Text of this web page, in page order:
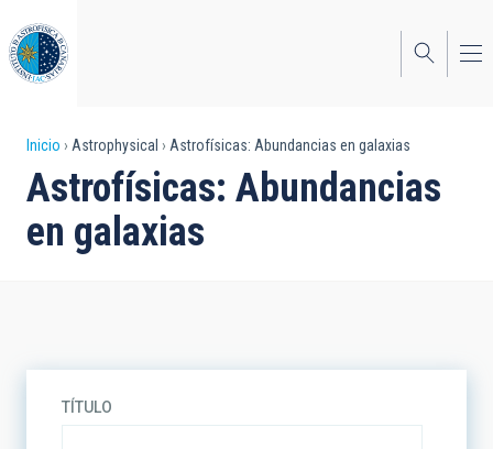
al
contenido
principal
Sobrescribir
enlaces
de
Inicio Astrophysical Astrofísicas: Abundancias en galaxias
Astrofísicas: Abundancias
en galaxias
TÍTULO